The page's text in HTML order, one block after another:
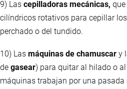
9) Las cepilladoras mecánicas,
cilíndricos rotativos para cepillar
perchado o del tundido.
10) Las máquinas de chamuscar y
de gasear) para quitar al hilado o
máquinas trabajan por una